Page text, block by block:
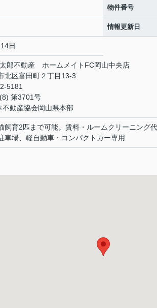
物件番号
情報更新日
日
郎不動産 ホームメイトFC岡山中央店
北区富田町２丁目13-3
5181
第3701号
不動産協会岡山県本部
飼育2匹まで可能。賃料・ルームクリーニング
車場、軽自動車・コンパクトカー専用